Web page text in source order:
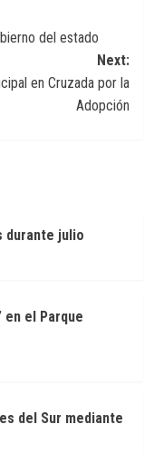
del estado
Next:
en Cruzada por la
Adopción
durante julio
en el Parque
del Sur mediante